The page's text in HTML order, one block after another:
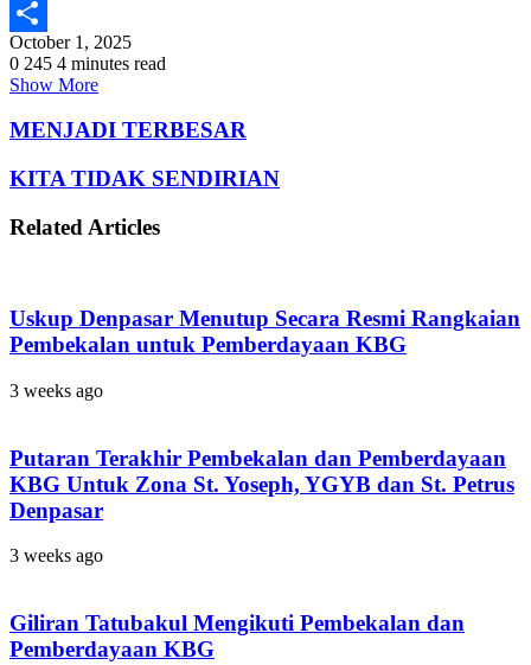
Kakao
Share
October 1, 2025
0 245 4 minutes read
Show More
MENJADI TERBESAR
KITA TIDAK SENDIRIAN
Related Articles
Uskup Denpasar Menutup Secara Resmi Rangkaian
Pembekalan untuk Pemberdayaan KBG
3 weeks ago
Putaran Terakhir Pembekalan dan Pemberdayaan
KBG Untuk Zona St. Yoseph, YGYB dan St. Petrus
Denpasar
3 weeks ago
Giliran Tatubakul Mengikuti Pembekalan dan
Pemberdayaan KBG